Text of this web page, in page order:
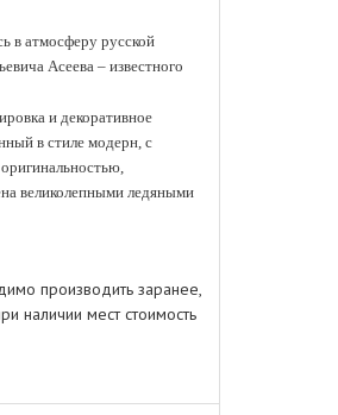
в атмосферурусской
Асеева – известного
и декоративное
в стиле модерн, с
великолепными ледяными
производить заранее,
наличии мест стоимость